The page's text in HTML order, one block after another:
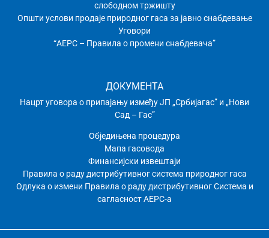
слободном тржишту
Општи услови продаје природног гаса за јавно снабдевање
Уговори
“АЕРС – Правила о промени снабдевача”
ДОКУМЕНТА
Нацрт уговора о припајању између ЈП „Србијагас” и „Нови
Сад – Гас”
Обједињена процедура
Мапа гасовода
Финансијски извештаји
Правила о раду дистрибутивног системa природног гаса
Одлука о измени Правила о раду дистрибутивног Система и
сагласност АЕРС-а